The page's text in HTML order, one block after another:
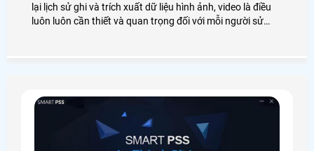
lại lịch sử ghi và trích xuất dữ liệu hình ảnh, video là điều
luôn luôn cần thiết và quan trọng đối với mỗi người sử